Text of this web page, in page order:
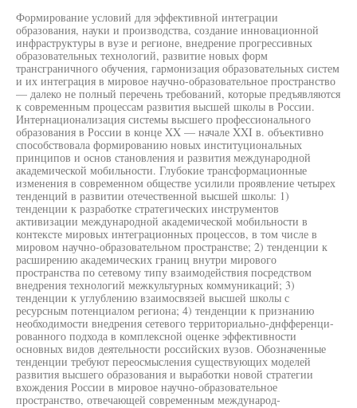
Формирование условий для эффективной интеграции
образования, науки и производства, создание инновационной
инфраструктуры в вузе и регионе, внедрение прогрессивных
образовательных технологий, развитие новых форм
трансграничного обучения, гармонизация образовательных систем
и их интеграция в мировое научно-образовательное пространство
— далеко не полный перечень требований, которые предъявляются
к современным процессам развития высшей школы в России.
Интернационализация системы высшего профессионального
образования в России в конце XX — начале XXI в. объективно
способствовала формированию новых институциональных
принципов и основ становления и развития международной
академической мобильности. Глубокие трансформационные
изменения в современном обществе усилили проявление четырех
тенденций в развитии отечественной высшей школы: 1)
тенденции к разработке стратегических инструментов
активизации международной академической мобильности в
контексте мировых интеграционных процессов, в том числе в
мировом научно-образовательном пространстве; 2) тенденции к
расширению академических границ внутри мирового
пространства по сетевому типу взаимодействия посредством
внедрения технологий межкультурных коммуникаций; 3)
тенденции к углублению взаимосвязей высшей школы с
ресурсным потенциалом региона; 4) тенденции к признанию
необходимости внедрения сетевого территориально-днфференци-
рованного подхода в комплексной оценке эффективности
основных видов деятельности российских вузов. Обозначенные
тенденции требуют переосмысления существующих моделей
развития высшего образования и выработки новой стратегии
вхождения России в мировое научно-образовательное
пространство, отвечающей современным международ-